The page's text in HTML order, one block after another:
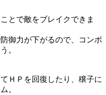
とで敵をブレイクできま
御力が下がるので、コンボ
。
ＨＰを回復したり、穣子に
。